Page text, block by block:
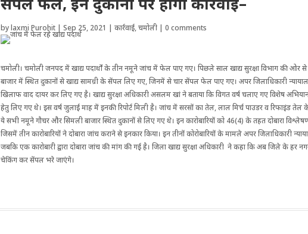
bylaxmi Purohit |Sep 25, 2021 |कार्रवाई,चमोली |0 comments
चमोली। चमोली जनपद में खाद्य पदार्थाें के तीन नमूने जांच में फेल पाए गए। पिछले साल खाद्य सुरक्षा विभाग की ओर
बाजार में स्थित दुकानों से खाद्य सामग्री के सेंपल लिए गए, जिनमें से चार सेंपल फेल पाए गए। अपर जिलाधिकारी
खिलाफ वाद दायर कर लिए गए है। खाद्य सुरक्षा अधिकारी असलम खां ने बताया कि विगत वर्ष चलाए गए विशेष
हेतु लिए गए थे। इस वर्ष जुलाई माह में इनकी रिपोर्ट मिली है। जांच में सरसों का तेल, लाल मिर्च पाउडर व रिफाइंड
ये सभी नमूने गौचर और सिमली बाजार स्थित दुकानों से लिए गए थे। इन कारोबारियों को 46(4) के तहत दोबारा
जिसमें तीन कारोबारियों ने दोबारा जांच कराने से इनकार किया। इन तीनों कोरोबारियों के मामले अपर जिलाधिकारी
जबकि एक कारोबारी द्वारा दोबारा जांच की मांग की गई है। जिला खाद्य सुरक्षा अधिकारी ने कहा कि अब जिले के हर नगर
चेकिंग कर सेंपल भरे जाएंगे।